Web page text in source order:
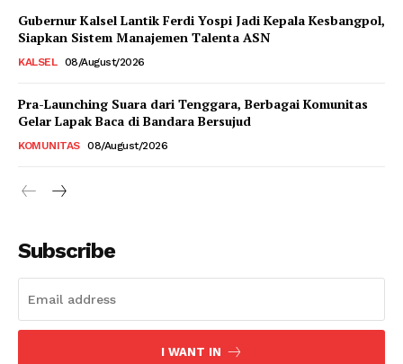
Gubernur Kalsel Lantik Ferdi Yospi Jadi Kepala Kesbangpol,
Siapkan Sistem Manajemen Talenta ASN
KALSEL 08/August/2026
Pra-Launching Suara dari Tenggara, Berbagai Komunitas
Gelar Lapak Baca di Bandara Bersujud
KOMUNITAS 08/August/2026
Subscribe
I WANT IN